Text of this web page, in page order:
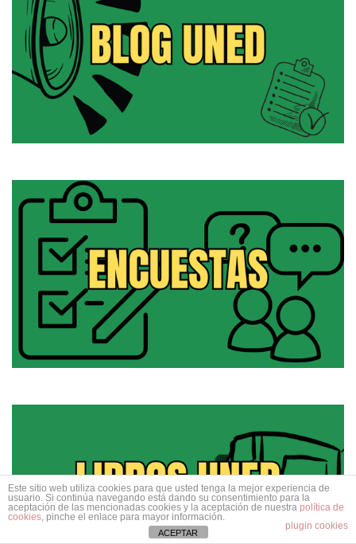
Este sitio web utiliza cookies para que usted tenga la mejor experiencia de
usuario. Si continúa navegando está dando su consentimiento para la
aceptación de las mencionadas cookies y la aceptación de nuestra política de
cookies, pinche el enlace para mayor información.
plugin cookies
ACEPTAR